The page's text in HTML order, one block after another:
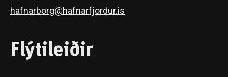
hafnarborg@hafnarfjordur.is
Flýtileiðir